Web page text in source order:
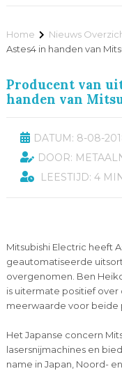
Home Nieuws
Astes4 in handen van
Producent van
handen van
DATUM: 8-08-
DOOR:
LEESTIJD: 4
Mitsubishi Electric heeft
geautomatiseerde
overgenomen. Ben
is uitermate positief
meerwaarde voor beide
Het Japanse concern
lasersnijmachines en
name in Japan, Noord-